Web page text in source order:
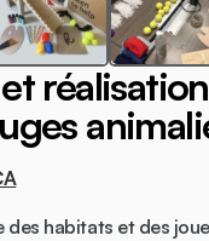
des habitats et des